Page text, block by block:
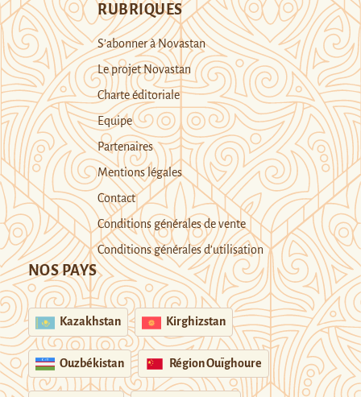
RUBRIQUES
S’abonner à Novastan
Le projet Novastan
Charte éditoriale
Equipe
Partenaires
Mentions légales
Contact
Conditions générales de vente
Conditions générales d’utilisation
NOS PAYS
Kazakhstan Kirghizstan
Ouzbékistan Région Ouïghoure